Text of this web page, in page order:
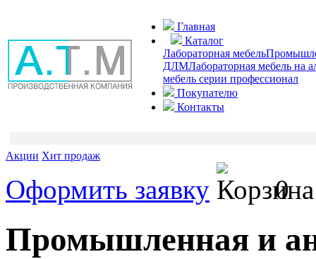
Главная
Каталог
Лабораторная мебель
ДЛМЛабораторная мебель на
мебель серии профессионал
Покупателю
Контакты
Акции Хит продаж
Оформить заявку 0
Промышленная и